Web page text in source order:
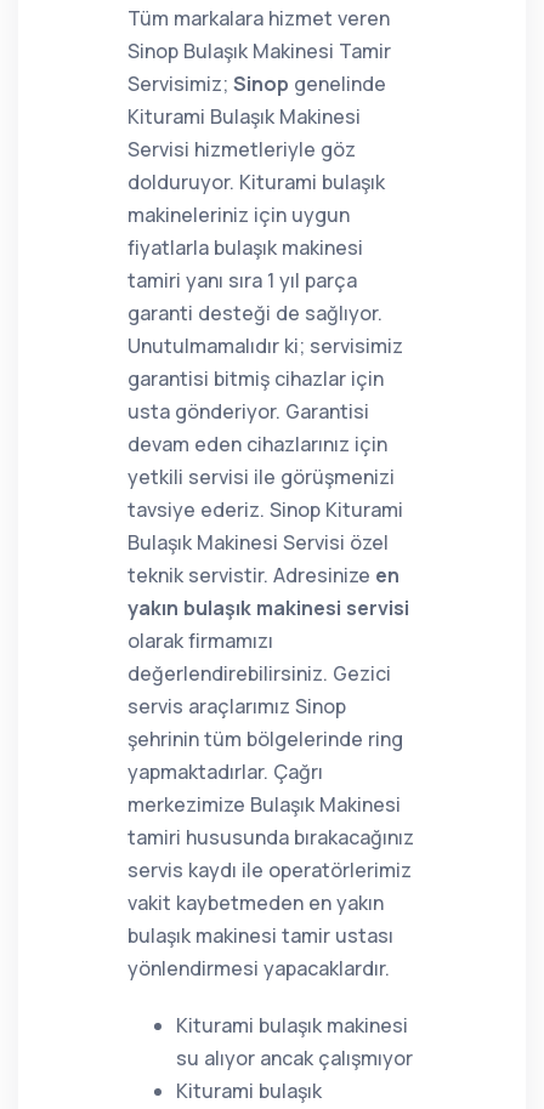
Tüm markalara hizmet veren
Sinop Bulaşık Makinesi Tamir
Servisimiz; Sinop genelinde
Kiturami Bulaşık Makinesi
Servisi hizmetleriyle göz
dolduruyor. Kiturami bulaşık
makineleriniz için uygun
fiyatlarla bulaşık makinesi
tamiri yanı sıra 1 yıl parça
garanti desteği de sağlıyor.
Unutulmamalıdır ki; servisimiz
garantisi bitmiş cihazlar için
usta gönderiyor. Garantisi
devam eden cihazlarınız için
yetkili servisi ile görüşmenizi
tavsiye ederiz. Sinop Kiturami
Bulaşık Makinesi Servisi özel
teknik servistir. Adresinize en
yakın bulaşık makinesi servisi
olarak firmamızı
değerlendirebilirsiniz. Gezici
servis araçlarımız Sinop
şehrinin tüm bölgelerinde ring
yapmaktadırlar. Çağrı
merkezimize Bulaşık Makinesi
tamiri hususunda bırakacağınız
servis kaydı ile operatörlerimiz
vakit kaybetmeden en yakın
bulaşık makinesi tamir ustası
yönlendirmesi yapacaklardır.
Kiturami bulaşık makinesi
su alıyor ancak çalışmıyor
Kiturami bulaşık